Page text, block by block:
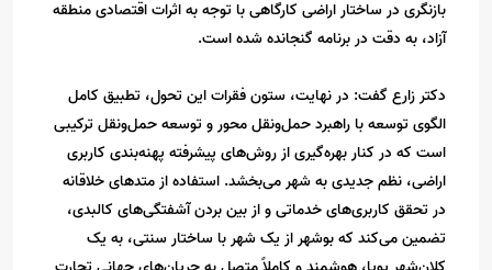
بازنگری در ساختار اراضی کارگاهی با توجه به اثرات اقتصادی منطقه
آزاد، به دقت در برنامه گنجانده شده است.
دکتر زارع گفت: در نهایت، ستون فقرات این تحول، تطبیق کامل
الگوی توسعه با راهبرد حمل‌ونقل محور و توسعه حمل‌ونقل ترکیبی
است که در کنار بهره‌گیری از روش‌های پیشرفته پهنه‌بندی کاربری
اراضی، نظم جدیدی به شهر می‌بخشد. استفاده از متدهای خلاقانه
در تحقق کاربری‌های خدماتی و از بین بردن آشفتگی‌های کالبدی،
تضمین می‌کند که بوشهر از یک شهر با ساختار سنتی، به یک